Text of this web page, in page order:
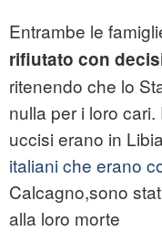
Entrambe le
rifiutato con
ritenendo che lo
nulla per i loro
uccisi erano in
italiani che erano
Calcagno,sono
alla loro morte